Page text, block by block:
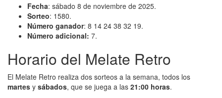
Fecha: sábado 8 de noviembre de 2025.
Sorteo: 1580.
Número ganador: 8 14 24 38 32 19.
Número adicional: 7.
Horario del Melate Retro
El Melate Retro realiza dos sorteos a la semana, todos los
martes y sábados, que se juega a las 21:00 horas.